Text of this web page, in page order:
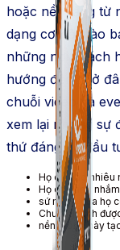
hoặc nền tảng từ
dạng cơ hộinào
những nơikhách
hướng đến là ở
chuỗi video và
xem lại những sự
thứ đáng để đầu
Họ có bao nhiêu
Họ có đang
sứ mệnh
của họ
Chương trình
nền móng này